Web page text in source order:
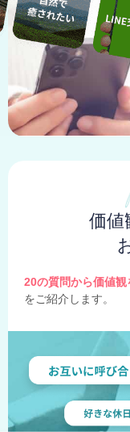
価値
20の質問から価値観
をご紹介します。